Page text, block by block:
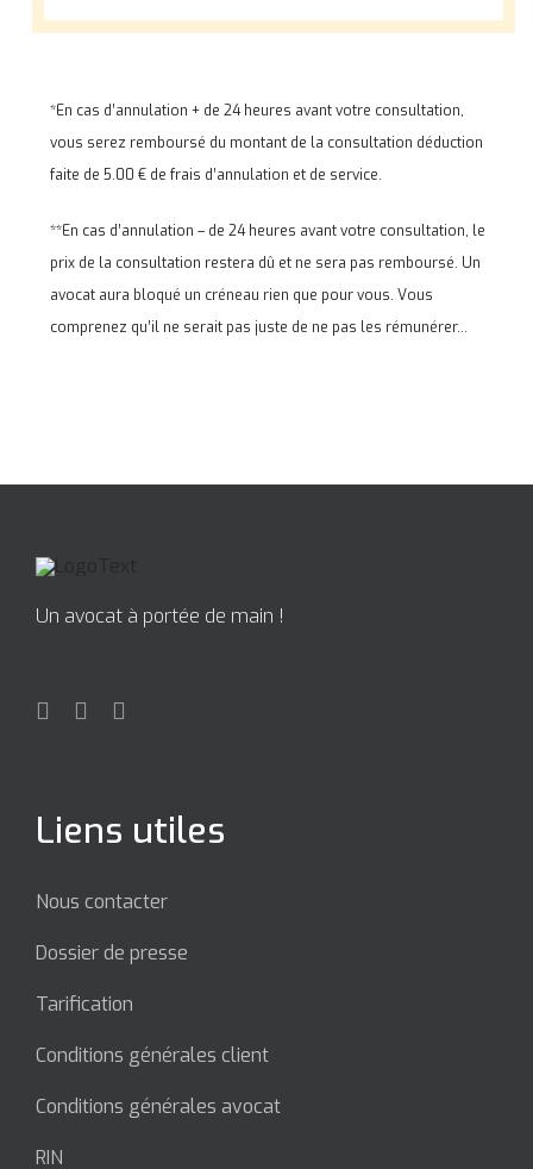
*En cas d’annulation + de 24 heures avant votre consultation,
vous serez remboursé du montant de la consultation déduction
faite de 5.00 € de frais d’annulation et de service.
**En cas d’annulation – de 24 heures avant votre consultation, le
prix de la consultation restera dû et ne sera pas remboursé. Un
avocat aura bloqué un créneau rien que pour vous. Vous
comprenez qu’il ne serait pas juste de ne pas les rémunérer…
Un avocat à portée de main !
Liens utiles
Nous contacter
Dossier de presse
Tarification
Conditions générales client
Conditions générales avocat
RIN